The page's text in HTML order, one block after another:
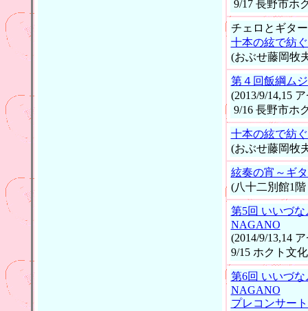
9/17 長野市ホ
チェロとギタ
十本の絃で紡
(おぶせ藤岡牧
第４回飯綱ム
(2013/9/14,15
9/16 長野市ホ
十本の絃で紡
(おぶせ藤岡牧
絃奏の宵～ギ
(八十二別館1
第5回 いいづな
NAGANO
(2014/9/13,14
9/15 ホクト文
第6回 いいづな
NAGANO
プレコンサー